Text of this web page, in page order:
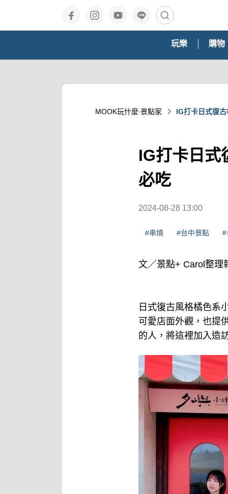
玩樂 購物
MOOK玩什麼‧景點家 IG打卡日式復
IG打卡日式
必吃
2024-08-28 13:00
#串燒 #台中景點 #
文／景點+ Carol整理
日式復古風格橘色系
可愛店面外觀，也提
的人，將這裡加入造